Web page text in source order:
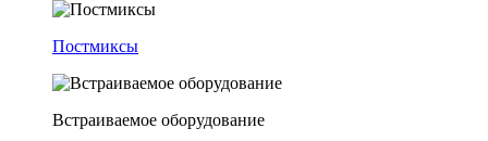
Постмиксы
Встраиваемое оборудование